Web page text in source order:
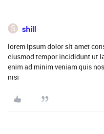
S shill
lorem ipsum dolor sit amet
eiusmod tempor incididunt ut
enim ad minim veniam quis
nisi